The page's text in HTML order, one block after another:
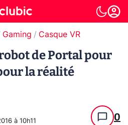
Gaming Casque VR
de Portal pour
la réalité
à 10h11 0